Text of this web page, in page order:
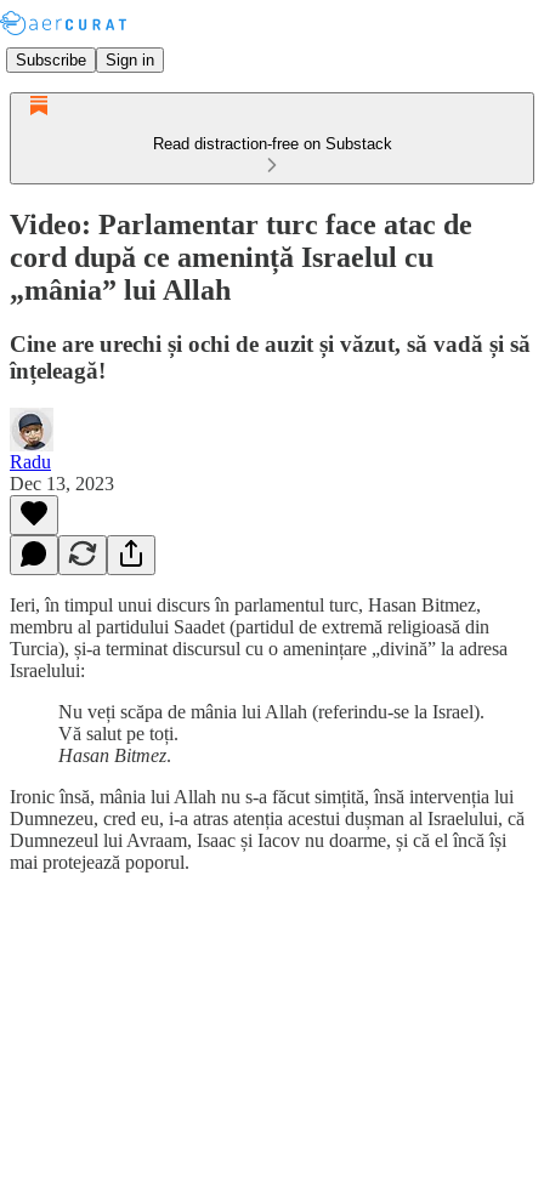
Subscribe Sign in
Read distraction-free on Substack
Video: Parlamentar turc face atac de
cord după ce amenință Israelul cu
„mânia” lui Allah
Cine are urechi și ochi de auzit și văzut, să vadă și să
înțeleagă!
Radu
Dec 13, 2023
Ieri, în timpul unui discurs în parlamentul turc, Hasan Bitmez,
membru al partidului Saadet (partidul de extremă religioasă din
Turcia), și-a terminat discursul cu o amenințare „divină” la adresa
Israelului:
Nu veți scăpa de mânia lui Allah (referindu-se la Israel).
Vă salut pe toți.
Hasan Bitmez.
Ironic însă, mânia lui Allah nu s-a făcut simțită, însă intervenția lui
Dumnezeu, cred eu, i-a atras atenția acestui dușman al Israelului, că
Dumnezeul lui Avraam, Isaac și Iacov nu doarme, și că el încă își
mai protejează poporul.